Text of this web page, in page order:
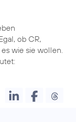
Egal, ob CR,
wie sie wollen.